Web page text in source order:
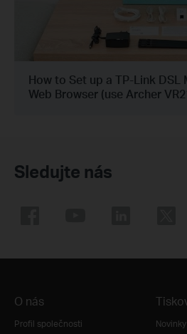
How to Set up a TP-Link DSL
Web Browser (use Archer
Sledujte nás
O nás
Profil společnosti
Novinky